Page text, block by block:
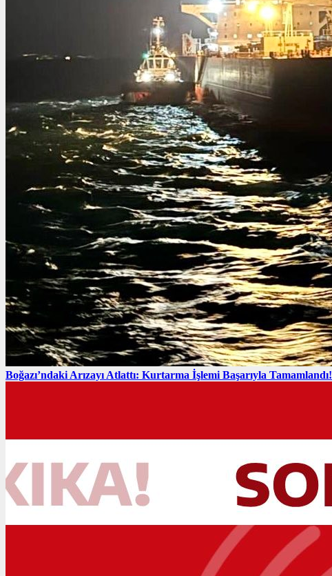
Boğazı’ndaki Arızayı Atlattı: Kurtarma İşlemi Başarıyla Tamamlandı!